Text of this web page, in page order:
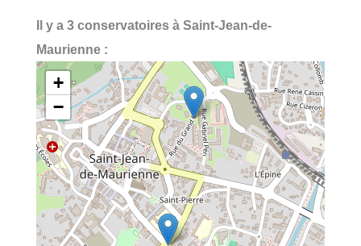
Il y a 3 conservatoires à Saint-Jean-de-
Maurienne :
+
−